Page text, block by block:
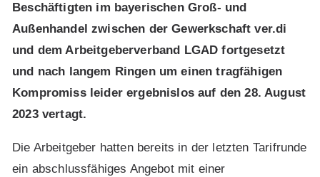
Beschäftigten im bayerischen Groß- und
Außenhandel zwischen der Gewerkschaft ver.di
und dem Arbeitgeberverband LGAD fortgesetzt
und nach langem Ringen um einen tragfähigen
Kompromiss leider ergebnislos auf den 28. August
2023 vertagt.
Die Arbeitgeber hatten bereits in der letzten Tarifrunde
ein abschlussfähiges Angebot mit einer